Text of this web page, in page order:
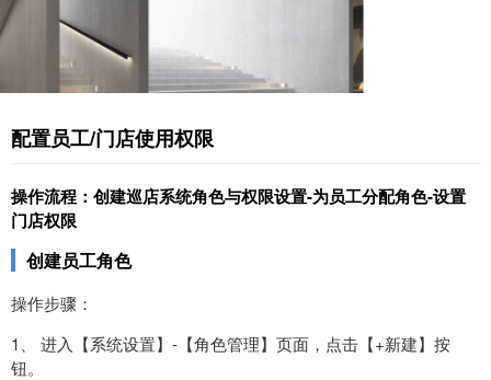
配置员工/门店使用权限
操作流程：创建巡店系统角色与权限设置-为员工分配角色-设置
门店权限
创建员工角色
操作步骤：
1、 进入【系统设置】-【角色管理】页面，点击【+新建】按
钮。